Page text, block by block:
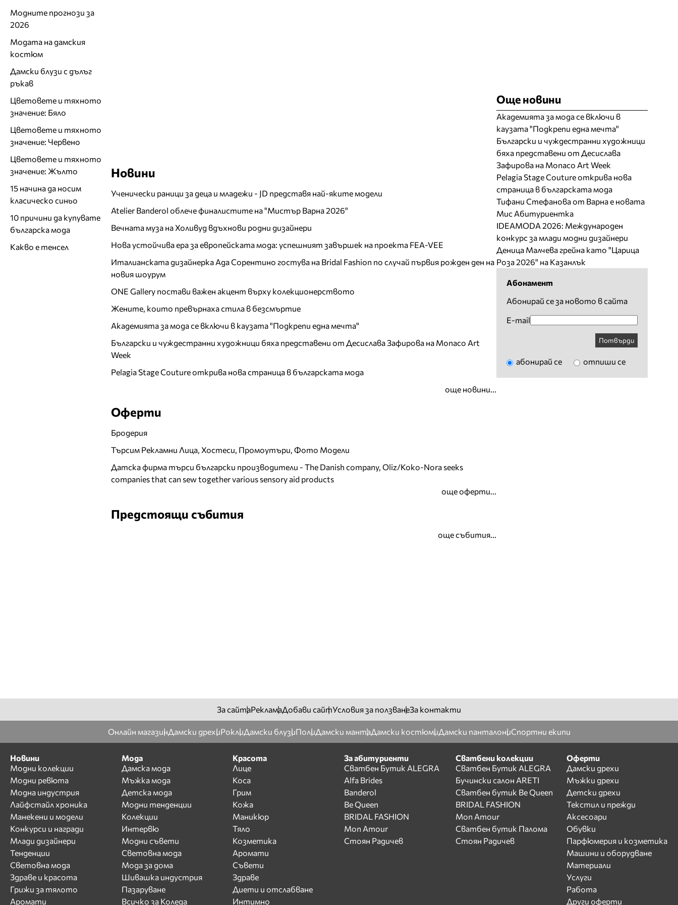
Новини
Ученически раници за деца и младежи - JD представя най-яките модели
Atelier Banderol облече финалистите на "Мистър Варна 2026"
Вечната муза на Холивуд вдъхнови родни дизайнери
Нова устойчива ера за европейската мода: успешният завършек на проекта FEA-VEE
Италианската дизайнерка Ада Сорентино гостува на Bridal Fashion по случай първия рожден ден на
новия шоурум
ONE Gallery постави важен акцент върху колекционерството
Жените, които превърнаха стила в безсмъртие
Академията за мода се включи в каузата "Подкрепи една мечта"
Български и чуждестранни художници бяха представени от Десислава Зафирова на Monaco Art
Week
Pelagia Stage Couture открива нова страница в българската мода
още новини...
Оферти
Бродерия
Търсим Рекламни Лица, Хостеси, Промоутъри, Фото Модели
Датска фирма търси български производители - The Danish company, Oliz/Koko-Nora seeks
companies that can sew together various sensory aid products
още оферти...
Предстоящи събития
още събития...
Модните прогнози за
2026
Модата на дамския
костюм
Дамски блузи с дълъг
ръкав
Цветовете и тяхното
значение: Бяло
Цветовете и тяхното
значение: Червено
Цветовете и тяхното
значение: Жълто
15 начина да носим
класическо синьо
10 причини да купувате
българска мода
Какво е тенсел
Още новини
Академията за мода се включи в
каузата "Подкрепи една мечта"
Български и чуждестранни художници
бяха представени от Десислава
Зафирова на Monaco Art Week
Pelagia Stage Couture открива нова
страница в българската мода
Тифани Стефанова от Варна е новата
Мис Абитуриентка
IDEAMODA 2026: Международен
конкурс за млади модни дизайнери
Деница Малчева грейна като "Царица
Роза 2026" на Казанлък
Абонамент
Абонирай се за новото в сайта
E-mail
Потвърди
абонирай се отпиши се
За сайтаРекламаДобави сайтУсловия за ползванеЗа контакти
Онлайн магазинДамски дрехиРоклиДамски блузиПолиДамски мантаДамски костюмиДамски панталониСпортни екипи
Новини
Модни колекции
Модни ревюта
Модна индустрия
Лайфстайл хроника
Манекени и модели
Конкурси и награди
Млади дизайнери
Тенденции
Световна мода
Здраве и красота
Грижи за тялото
Аромати
Мода
Дамска мода
Мъжка мода
Детска мода
Модни тенденции
Колекции
Интервю
Модни съвети
Световна мода
Мода за дома
Шивашка индустрия
Пазаруване
Всичко за Коледа
Красота
Лице
Коса
Грим
Кожа
Маникюр
Тяло
Козметика
Аромати
Съвети
Здраве
Диети и отслабване
Интимно
За абитуриенти
Сватбен Бутик ALEGRA
Alfa Brides
Banderol
Be Queen
BRIDAL FASHION
Mon Amour
Стоян Радичев
Сватбени колекции
Сватбен Бутик ALEGRA
Бучински салон ARETI
Сватбен бутик Be Queen
BRIDAL FASHION
Mon Amour
Сватбен бутик Палома
Стоян Радичев
Оферти
Дамски дрехи
Мъжки дрехи
Детски дрехи
Текстил и прежди
Аксесоари
Обувки
Парфюмерия и козметика
Машини и оборудване
Материали
Услуги
Работа
Други оферти